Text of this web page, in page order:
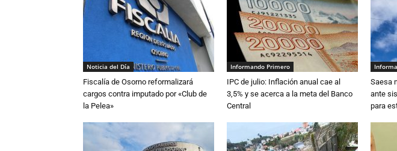
Noticia del Día
Fiscalía de Osorno reformalizará
cargos contra imputado por «Club de
la Pelea»
Informando Primero
IPC de julio: Inflación anual cae al
3,5% y se acerca a la meta del Banco
Central
Saesa
ante
para